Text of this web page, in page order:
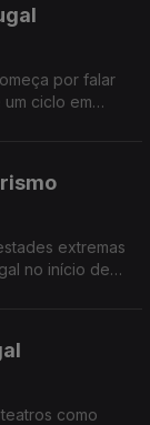
por falar
ciclo em
extremas
no início de
como